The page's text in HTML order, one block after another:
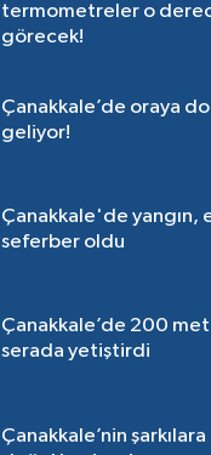
termometreler o
görecek!
Çanakkale’de oraya
geliyor!
Çanakkale'de yangın,
seferber oldu
Çanakkale’de 200
serada yetiştirdi
Çanakkale’nin